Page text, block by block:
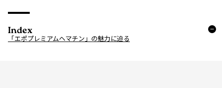
Index
「エポプレミアムヘマチン」の魅力に迫る